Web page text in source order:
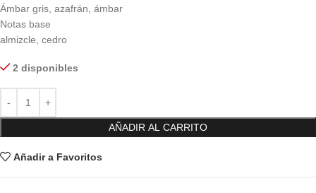
Ámbar gris, azafrán, ámbar
Notas base
almizcle, cedro
2 disponibles
AÑADIR AL CARRITO
Añadir a Favoritos